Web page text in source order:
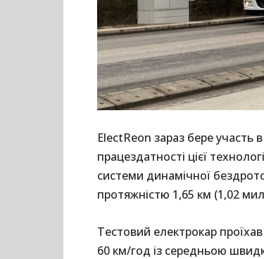
ElectReon зараз бере участь
працездатності цієї
системи динамічної
протяжністю 1,65 км (1,02
Тестовий електрокар
60 км/год із середньою